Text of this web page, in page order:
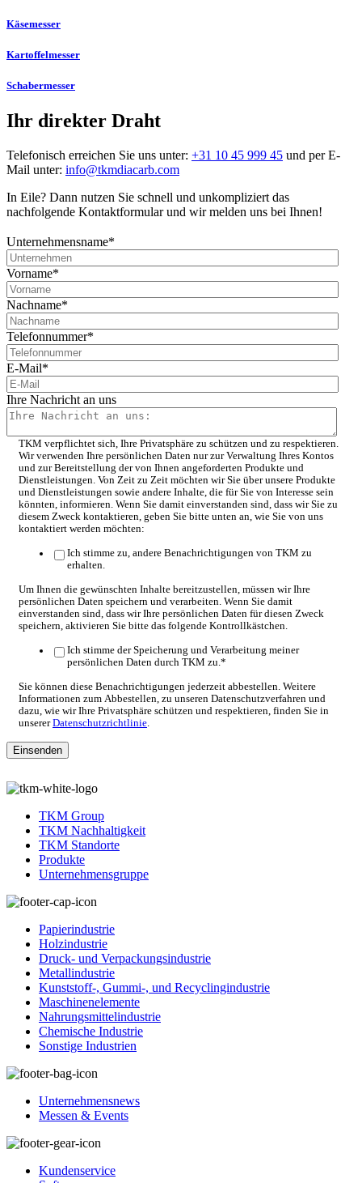
Käsemesser
Kartoffelmesser
Schabermesser
Ihr direkter Draht
Telefonisch erreichen Sie uns unter: +31 10 45 999 45 und per E-
Mail unter: info@tkmdiacarb.com
In Eile? Dann nutzen Sie schnell und unkompliziert das
nachfolgende Kontaktformular und wir melden uns bei Ihnen!
Unternehmensname*
Vorname*
Nachname*
Telefonnummer*
E-Mail*
Ihre Nachricht an uns
TKM verpflichtet sich, Ihre Privatsphäre zu schützen und zu respektieren.
Wir verwenden Ihre persönlichen Daten nur zur Verwaltung Ihres Kontos
und zur Bereitstellung der von Ihnen angeforderten Produkte und
Dienstleistungen. Von Zeit zu Zeit möchten wir Sie über unsere Produkte
und Dienstleistungen sowie andere Inhalte, die für Sie von Interesse sein
könnten, informieren. Wenn Sie damit einverstanden sind, dass wir Sie zu
diesem Zweck kontaktieren, geben Sie bitte unten an, wie Sie von uns
kontaktiert werden möchten:
Ich stimme zu, andere Benachrichtigungen von TKM zu
erhalten.
Um Ihnen die gewünschten Inhalte bereitzustellen, müssen wir Ihre
persönlichen Daten speichern und verarbeiten. Wenn Sie damit
einverstanden sind, dass wir Ihre persönlichen Daten für diesen Zweck
speichern, aktivieren Sie bitte das folgende Kontrollkästchen.
Ich stimme der Speicherung und Verarbeitung meiner
persönlichen Daten durch TKM zu. *
Sie können diese Benachrichtigungen jederzeit abbestellen. Weitere
Informationen zum Abbestellen, zu unseren Datenschutzverfahren und
dazu, wie wir Ihre Privatsphäre schützen und respektieren, finden Sie in
unsererDatenschutzrichtlinie
TKM Group
TKM Nachhaltigkeit
TKM Standorte
Produkte
Unternehmensgruppe
Papierindustrie
Holzindustrie
Druck- und Verpackungsindustrie
Metallindustrie
Kunststoff-, Gummi-, und Recyclingindustrie
Maschinenelemente
Nahrungsmittelindustrie
Chemische Industrie
Sonstige Industrien
Unternehmensnews
Messen & Events
Kundenservice